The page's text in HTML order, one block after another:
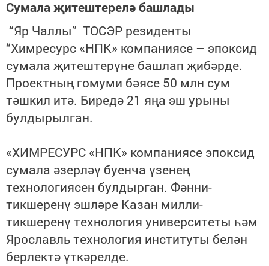
Сумала җитештерелә башлады
“Яр Чаллы” ТОСЭР резиденты
“Химресурс «НПК» компаниясе – эпоксид
сумала җитештерүне башлап җибәрде.
Проектның гомуми бәясе 50 млн сум
тәшкил итә. Биредә 21 яңа эш урыны
булдырылган.
«ХИМРЕСУРС «НПК» компаниясе эпоксид
сумала әзерләү буенча үзенең
технологиясен булдырган. Фәнни-
тикшеренү эшләре Казан милли-
тикшеренү технология университеты һәм
Ярославль технология институты белән
берлектә үткәрелде.